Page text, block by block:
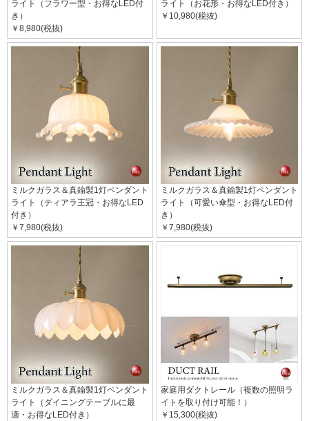
ライト（フラワー型・お得なLED付
き）
￥8,980(税抜)
ライト（お花形・お得なLED付き）
￥10,980(税抜)
ミルクガラス＆真鍮製1灯ペンダント
ライト（ティアラ王冠・お得なLED
付き）
￥7,980(税抜)
ミルクガラス＆真鍮製1灯ペンダント
ライト（可愛い傘型・お得なLED付
き）
￥7,980(税抜)
ミルクガラス＆真鍮製1灯ペンダント
ライト（ダイニングテーブルに最
適・お得なLED付き）
家庭用ダクトレール（複数の照明ラ
イトを取り付け可能！）
￥15,300(税抜)